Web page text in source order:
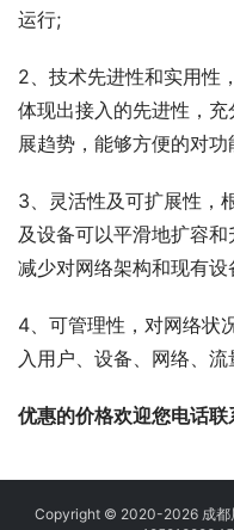
运行;
2、技术先进性和实用性
体现出接入的先进性，
展趋势，能够方便的对
3、灵活性及可扩展性，
及设备可以平滑地扩容
减少对网络架构和现有
4、可管理性，对网络状
入用户、设备、网络、
优惠的价格欢迎您电话
Copyright © 2020-2026 成都